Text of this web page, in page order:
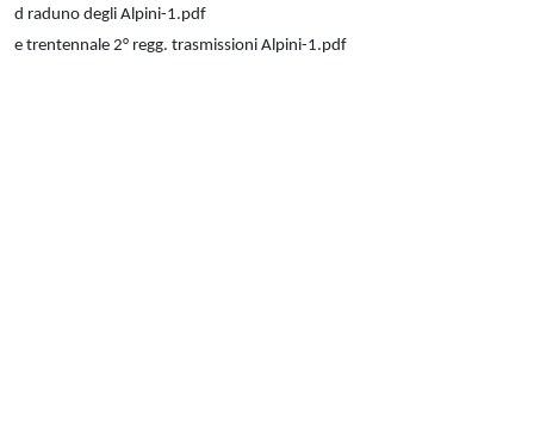
d raduno degli Alpini-1.pdf
e trentennale 2° regg. trasmissioni Alpini-1.pdf